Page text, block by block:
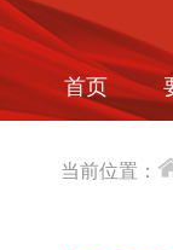
首页
当前位置：